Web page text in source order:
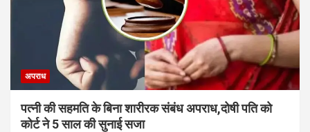
अपराध
पत्नी की सहमति के बिना शारीरक संबंध अपराध,दोषी पति को
कोर्ट ने 5 साल की सुनाई सजा